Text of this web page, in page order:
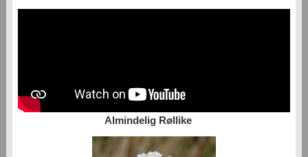
Almindelig Røllike